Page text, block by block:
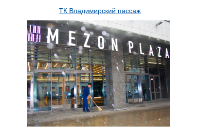
ТК Владимирский пассаж